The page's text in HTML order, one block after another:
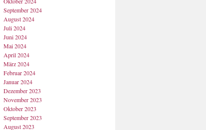
September 2024
August 2024
Juli 2024
Juni 2024
Mai 2024
April 2024
März 2024
Februar 2024
Januar 2024
Dezember 2023
November 2023
Oktober 2023
September 2023
August 2023